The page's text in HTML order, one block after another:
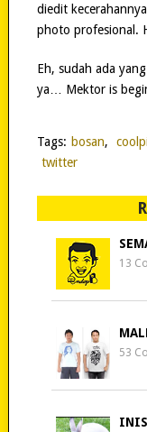
diedit
photo profesional.
Eh, sudah ada
ya… Mektor is
Tags: bosan,
twitter
13
53